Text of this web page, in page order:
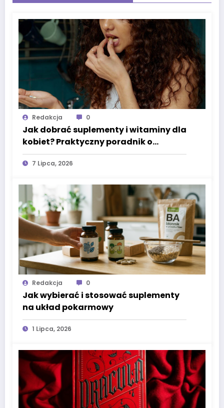
Redakcja 0
Jak dobrać suplementy i witaminy dla
kobiet? Praktyczny poradnik o
omega-3, witaminie D3 i minerałach
wspierających codzienne zdrowie
7 Lipca, 2026
Redakcja 0
Jak wybierać i stosować suplementy
na układ pokarmowy
1 Lipca, 2026